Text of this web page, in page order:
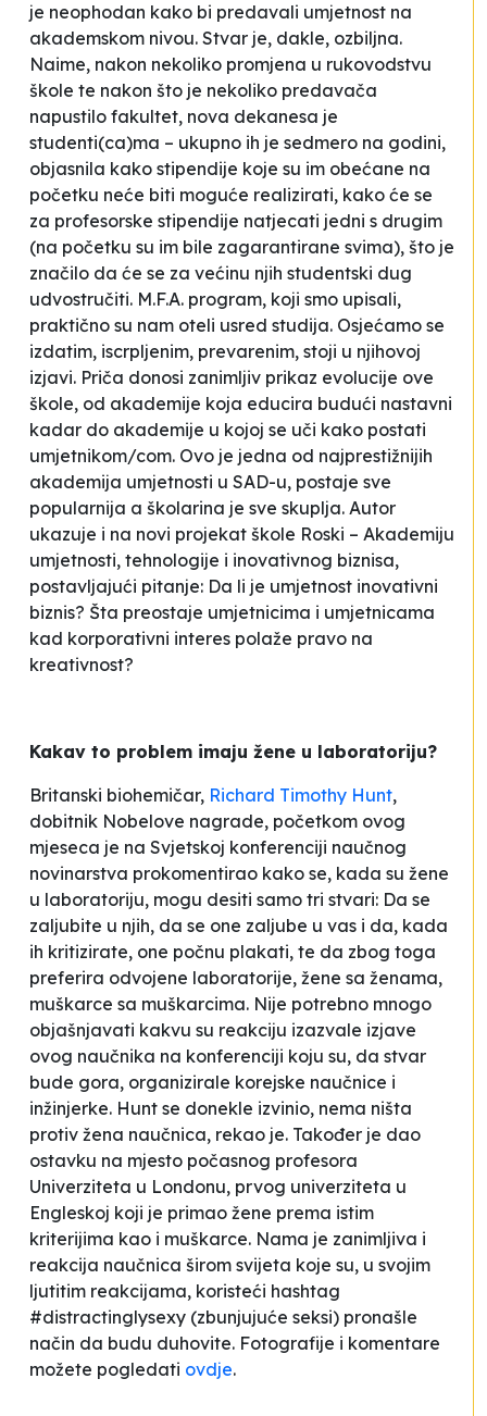
je neophodan kako bi predavali umjetnost na
akademskom nivou. Stvar je, dakle, ozbiljna.
Naime, nakon nekoliko promjena u rukovodstvu
škole te nakon što je nekoliko predavača
napustilo fakultet, nova dekanesa je
studenti(ca)ma – ukupno ih je sedmero na godini,
objasnila kako stipendije koje su im obećane na
početku neće biti moguće realizirati, kako će se
za profesorske stipendije natjecati jedni s drugim
(na početku su im bile zagarantirane svima), što je
značilo da će se za većinu njih studentski dug
udvostručiti. M.F.A. program, koji smo upisali,
praktično su nam oteli usred studija. Osjećamo se
izdatim, iscrpljenim, prevarenim, stoji u njihovoj
izjavi. Priča donosi zanimljiv prikaz evolucije ove
škole, od akademije koja educira budući nastavni
kadar do akademije u kojoj se uči kako postati
umjetnikom/com. Ovo je jedna od najprestižnijih
akademija umjetnosti u SAD-u, postaje sve
popularnija a školarina je sve skuplja. Autor
ukazuje i na novi projekat škole Roski – Akademiju
umjetnosti, tehnologije i inovativnog biznisa,
postavljajući pitanje: Da li je umjetnost inovativni
biznis? Šta preostaje umjetnicima i umjetnicama
kad korporativni interes polaže pravo na
kreativnost?
Kakav to problem imaju žene u laboratoriju?
Britanski biohemičar, Richard Timothy Hunt,
dobitnik Nobelove nagrade, početkom ovog
mjeseca je na Svjetskoj konferenciji naučnog
novinarstva prokomentirao kako se, kada su žene
u laboratoriju, mogu desiti samo tri stvari: Da se
zaljubite u njih, da se one zaljube u vas i da, kada
ih kritizirate, one počnu plakati, te da zbog toga
preferira odvojene laboratorije, žene sa ženama,
muškarce sa muškarcima. Nije potrebno mnogo
objašnjavati kakvu su reakciju izazvale izjave
ovog naučnika na konferenciji koju su, da stvar
bude gora, organizirale korejske naučnice i
inžinjerke. Hunt se donekle izvinio, nema ništa
protiv žena naučnica, rekao je. Također je dao
ostavku na mjesto počasnog profesora
Univerziteta u Londonu, prvog univerziteta u
Engleskoj koji je primao žene prema istim
kriterijima kao i muškarce. Nama je zanimljiva i
reakcija naučnica širom svijeta koje su, u svojim
ljutitim reakcijama, koristeći hashtag
#distractinglysexy (zbunjujuće seksi) pronašle
način da budu duhovite. Fotografije i komentare
možete pogledati ovdje.